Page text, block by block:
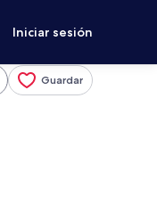
Iniciar sesión
Guardar